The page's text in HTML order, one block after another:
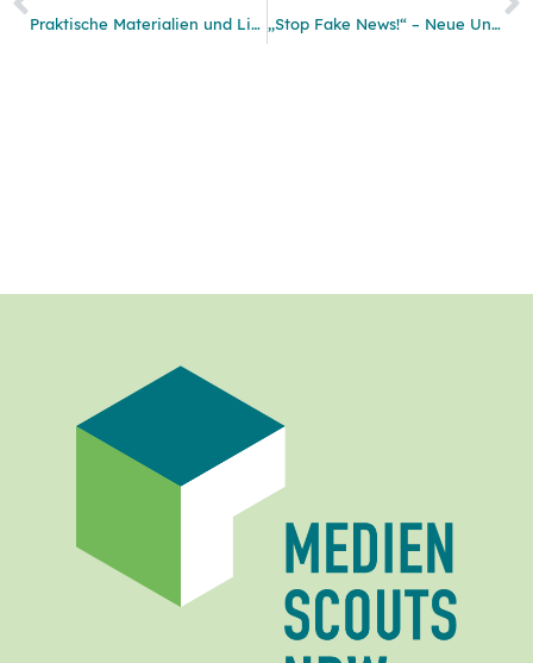
Praktische Materialien und Linktipps für Medienscouts-Arbeit zu Themen Hate Speech & Fake News „Stop Fake News!“ – Neue Unterrichtsmaterialien und App zum Thema